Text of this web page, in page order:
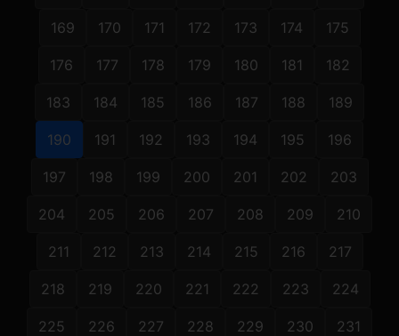
169 170 171 172 173 174 175
176 177 178 179 180 181 182
183 184 185 186 187 188 189
190 191 192 193 194 195 196
197 198 199 200 201 202 203
204 205 206 207 208 209 210
211 212 213 214 215 216 217
218 219 220 221 222 223 224
225 226 227 228 229 230 231